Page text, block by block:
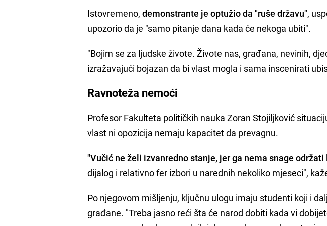
Istovremeno, demonstrante je optužio da "ruše državu",
upozorio da je "samo pitanje dana kada će nekoga ubiti".
"Bojim se za ljudske živote. Živote nas, građana, nevinih,
izražavajući bojazan da bi vlast mogla i sama inscenirati
Ravnoteža nemoći
Profesor Fakulteta političkih nauka Zoran Stojiljković
vlast ni opozicija nemaju kapacitet da prevagnu.
"Vučić ne želi izvanredno stanje, jer ga nema snage održati
dijalog i relativno fer izbori u narednih nekoliko mjeseci",
Po njegovom mišljenju, ključnu ulogu imaju studenti koji i
građane. "Treba jasno reći šta će narod dobiti kada vi